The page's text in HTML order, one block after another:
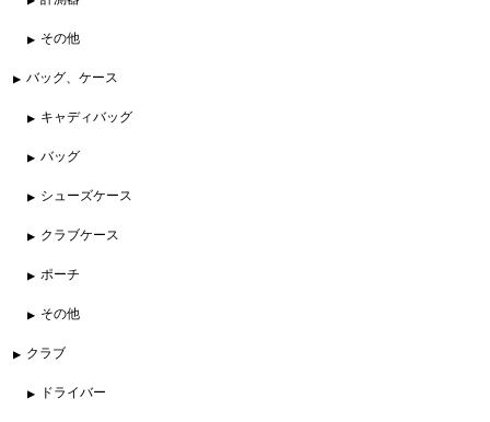
その他
バッグ、ケース
キャディバッグ
バッグ
シューズケース
クラブケース
ポーチ
その他
クラブ
ドライバー